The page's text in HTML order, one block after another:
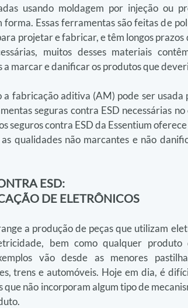
usando moldagem por injeção ou
Essas ferramentas são feitas de
projetar e fabricar, e têm longos
muitos desses materiais
marcar e danificar os produtos que
a fabricação aditiva (AM) pode ser
seguras contra ESD necessárias
seguros contra ESD da Essentium
qualidades não marcantes e não
ESD:
DE ELETRÔNICOS
a produção de peças que utilizam
bem como qualquer produto
vão desde as menores
trens e automóveis. Hoje em dia, é
que não incorporam algum tipo de